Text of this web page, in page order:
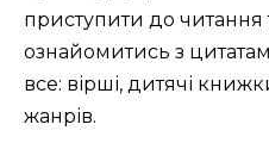
приступити до читання
ознайомитись з
все: вірші, дитячі
жанрів.